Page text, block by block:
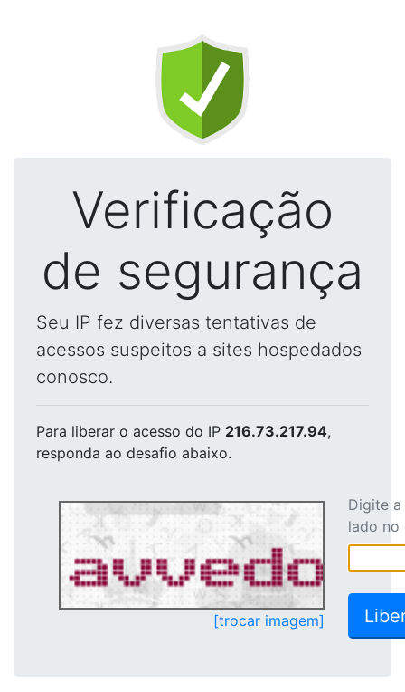
Verificação
de segurança
Seu IP fez diversas tentativas de
acessos suspeitos a sites hospedados
conosco.
Para liberar o acesso do IP 216.73.217.94,
responda ao desafio abaixo.
[trocar imagem]
Digite
lado no